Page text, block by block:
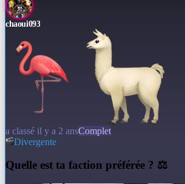
chaoui093
a classé il y a 2 ansComplet
Divergente
Quelle est ta faction préférée ? ⚖️